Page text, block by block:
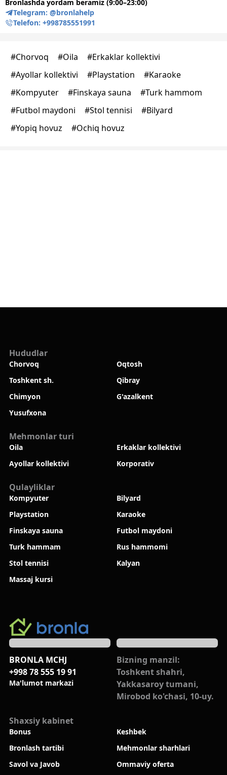
Bronlashda yordam beramiz (9:00–23:00)
Telegram: @bronlahelp
Telefon: +998785551991
#Chorvoq #Oila #Erkaklar kollektivi
#Ayollar kollektivi #Playstation #Karaoke
#Kompyuter #Finskaya sauna #Turk hammom
#Futbol maydoni #Stol tennisi #Bilyard
#Yopiq hovuz #Ochiq hovuz
Hududlar
Chorvoq
Oqtosh
Toshkent sh.
Qibray
Chimyon
G'azalkent
Yusufxona
Mehmonlar turi
Oila
Erkaklar kollektivi
Ayollar kollektivi
Korporativ
Qulayliklar
Kompyuter
Bilyard
Playstation
Karaoke
Finskaya sauna
Futbol maydoni
Turk hammam
Rus hammomi
Stol tennisi
Kalyan
Massaj kursi
BRONLA MCHJ
+998 78 555 19 91
Ma'lumot markazi
Bizning manzil:
Toshkent shahri,
Yakkasaroy tumani,
Mirobod ko'chasi, 10-uy.
Shaxsiy kabinet
Bonus
Keshbek
Bronlash tartibi
Mehmonlar sharhlari
Savol va Javob
Ommaviy oferta